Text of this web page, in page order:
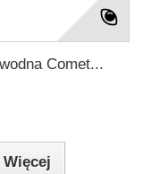
Comet...
Więcej